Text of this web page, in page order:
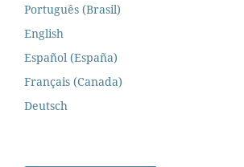
Português (Brasil)
English
Español (España)
Français (Canada)
Deutsch